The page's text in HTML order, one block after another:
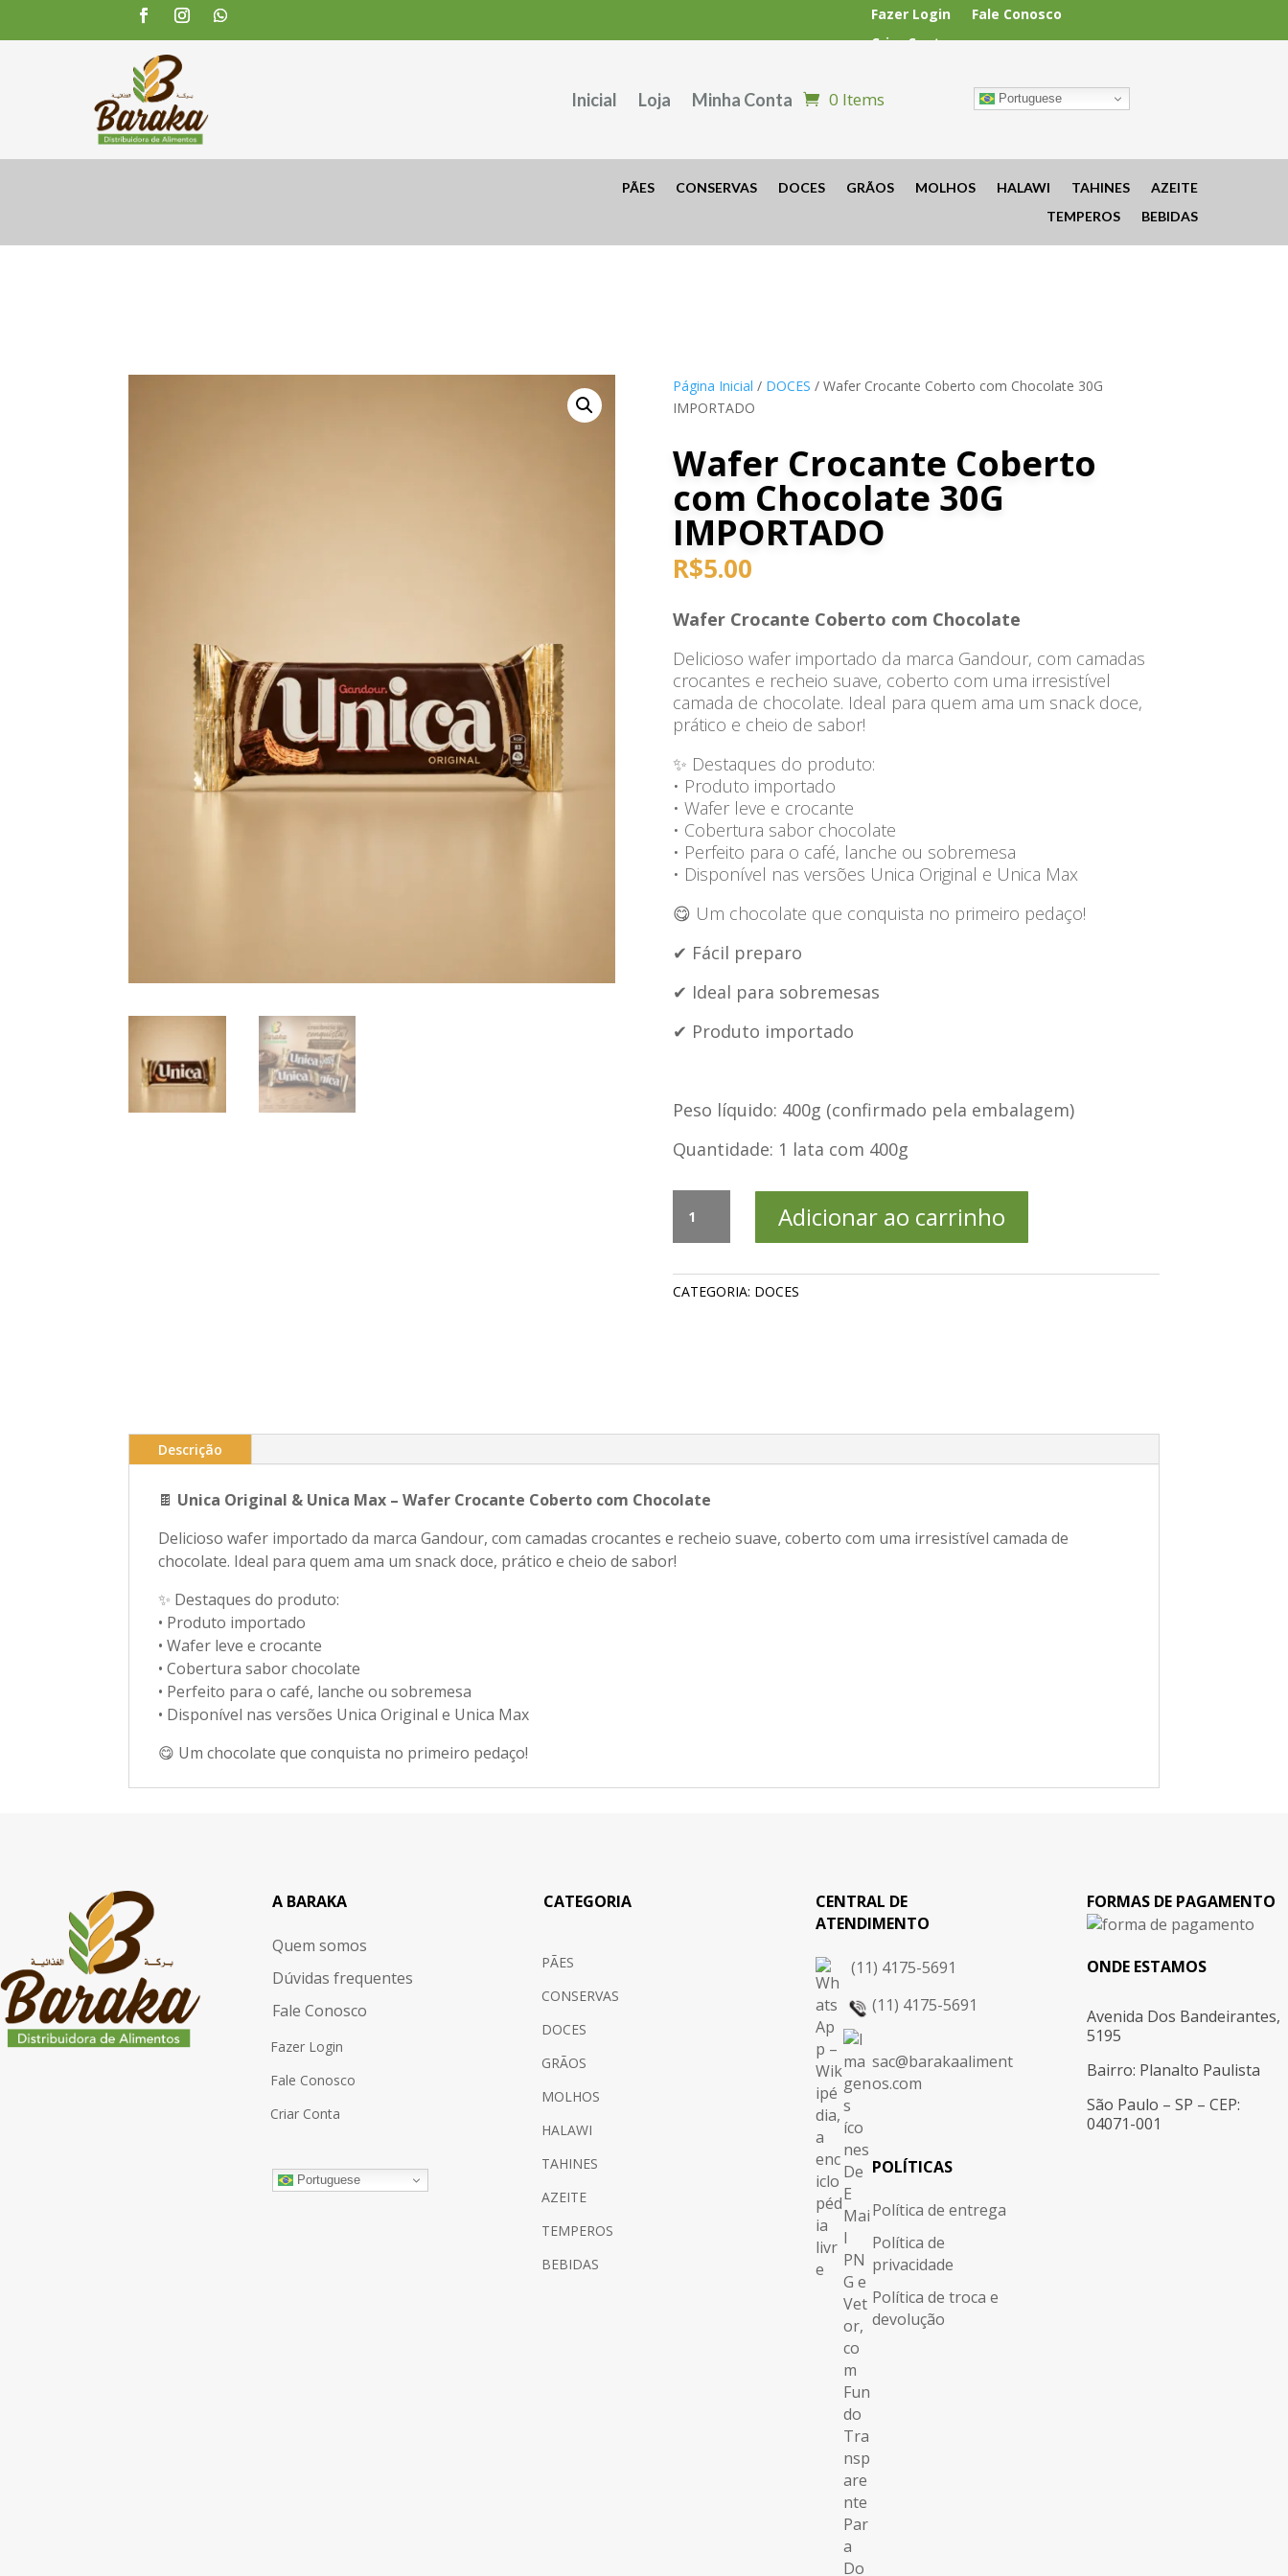
Fazer Login
Fale Conosco
Criar Conta
Inicial Loja Minha Conta 0 Items Portuguese
PÃES CONSERVAS DOCES GRÃOS MOLHOS HALAWI TAHINES
AZEITE
TEMPEROS
BEBIDAS
Página Inicial / DOCES / Wafer Crocante Coberto com Chocolate 30G
IMPORTADO
Wafer Crocante Coberto
com Chocolate 30G
IMPORTADO
R$5.00
Wafer Crocante Coberto com Chocolate
Delicioso wafer importado da marca Gandour, com camadas
crocantes e recheio suave, coberto com uma irresistível
camada de chocolate. Ideal para quem ama um snack doce,
prático e cheio de sabor!
✨ Destaques do produto:
• Produto importado
• Wafer leve e crocante
• Cobertura sabor chocolate
• Perfeito para o café, lanche ou sobremesa
• Disponível nas versões Unica Original e Unica Max
😋 Um chocolate que conquista no primeiro pedaço!
✔ Fácil preparo
✔ Ideal para sobremesas
✔ Produto importado
Peso líquido: 400g (confirmado pela embalagem)
Quantidade: 1 lata com 400g
Crocante
Coberto
Chocolate
Adicionar ao carrinho
CATEGORIA: DOCES
Descrição
🍫 Unica Original & Unica Max – Wafer Crocante Coberto com Chocolate
Delicioso wafer importado da marca Gandour, com camadas crocantes e recheio suave, coberto com uma irresistível camada de
chocolate. Ideal para quem ama um snack doce, prático e cheio de sabor!
✨ Destaques do produto:
• Produto importado
• Wafer leve e crocante
• Cobertura sabor chocolate
• Perfeito para o café, lanche ou sobremesa
• Disponível nas versões Unica Original e Unica Max
😋 Um chocolate que conquista no primeiro pedaço!
A BARAKA
Quem somos
Dúvidas frequentes
Fale Conosco
Fazer Login
Fale Conosco
Criar Conta
Portuguese
CATEGORIA
PÃES
CONSERVAS
DOCES
GRÃOS
MOLHOS
HALAWI
TAHINES
AZEITE
TEMPEROS
BEBIDAS
CENTRAL DE
ATENDIMENTO
(11) 4175-5691
(11) 4175-5691
sac@barakaaliment
os.com
POLÍTICAS
Política de entrega
Política de
privacidade
Política de troca e
devolução
FORMAS DE PAGAMENTO
ONDE ESTAMOS
Avenida Dos Bandeirantes,
5195
Bairro: Planalto Paulista
São Paulo – SP – CEP:
04071-001